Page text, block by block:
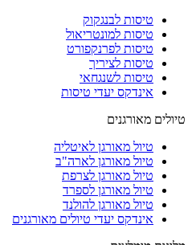
טיסות לבנגקוק
טיסות למונטריאול
טיסות לפרנקפורט
טיסות לציריך
טיסות לשנגחאי
אינדקס יעדי טיסות
טיולים מאורגנים
טיול מאורגן לאיטליה
טיול מאורגן לארה"ב
טיול מאורגן לצרפת
טיול מאורגן לספרד
טיול מאורגן להולנד
אינדקס יעדי טיולים מאורגנים